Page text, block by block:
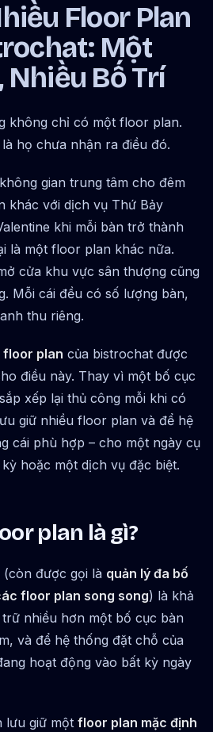
Floor Plan
Một
Nhiều Bố Trí
không chỉ có một floor plan.
họ chưa nhận ra điều đó.
gian trung tâm cho đêm
khác với dịch vụ Thứ Bảy
khi mỗi bàn trở thành
là một floor plan khác nữa.
cửa khu vực sân thượng cũng
Mỗi cái đều có số lượng bàn,
thu riêng.
floor plan của bistrochat được
điều này. Thay vì một bố cục
xếp lại thủ công mỗi khi có
giữ nhiều floor plan và để hệ
cái phù hợp – cho một ngày cụ
hoặc một dịch vụ đặc biệt.
plan là gì?
được gọi là quản lý đa bố
floor plan song song) là khả
nhiều hơn một bố cục bàn
và để hệ thống đặt chỗ của
hoạt động vào bất kỳ ngày
lưu giữ một floor plan mặc định